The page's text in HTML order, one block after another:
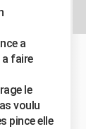
a
a faire
le
voulu
pince elle